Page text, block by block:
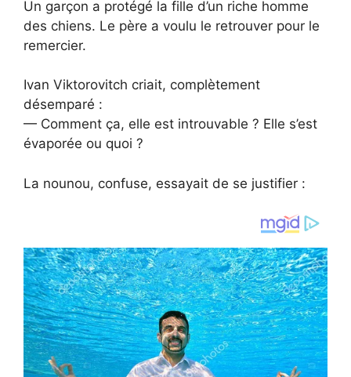
Un garçon a protégé la fille d’un riche homme
des chiens. Le père a voulu le retrouver pour le
remercier.
Ivan Viktorovitch criait, complètement
désemparé :
— Comment ça, elle est introuvable ? Elle s’est
évaporée ou quoi ?
La nounou, confuse, essayait de se justifier :